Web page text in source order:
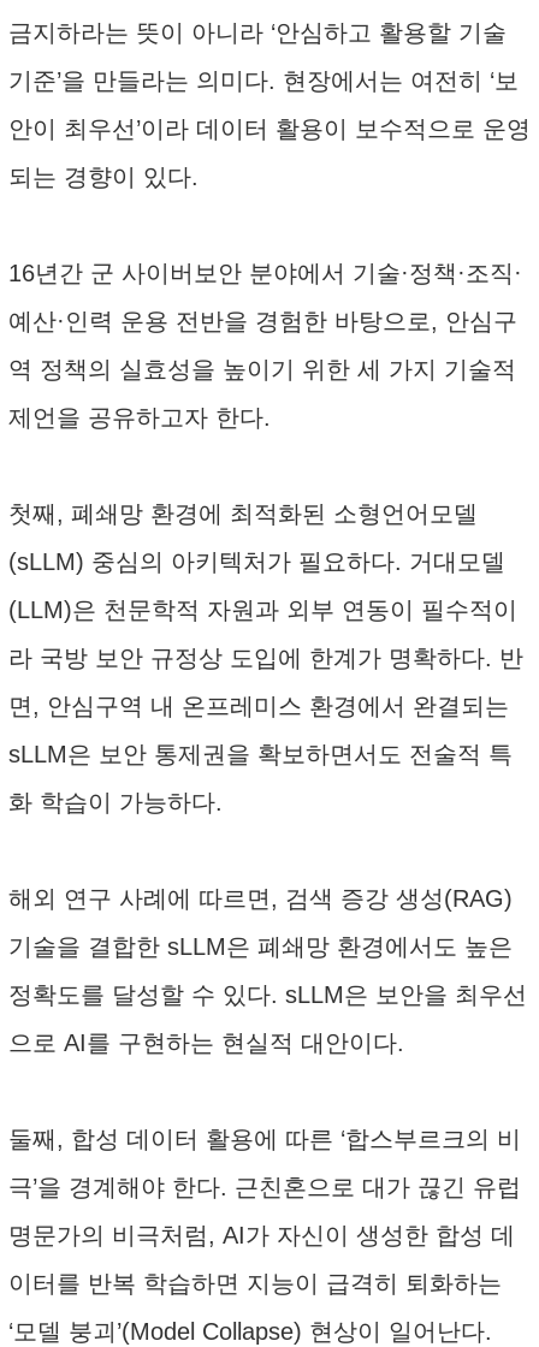
금지하라는 뜻이 아니라 ‘안심하고 활용할 기술
기준’을 만들라는 의미다. 현장에서는 여전히 ‘보
안이 최우선’이라 데이터 활용이 보수적으로 운영
되는 경향이 있다.
16년간 군 사이버보안 분야에서 기술·정책·조직·
예산·인력 운용 전반을 경험한 바탕으로, 안심구
역 정책의 실효성을 높이기 위한 세 가지 기술적
제언을 공유하고자 한다.
첫째, 폐쇄망 환경에 최적화된 소형언어모델
(sLLM) 중심의 아키텍처가 필요하다. 거대모델
(LLM)은 천문학적 자원과 외부 연동이 필수적이
라 국방 보안 규정상 도입에 한계가 명확하다. 반
면, 안심구역 내 온프레미스 환경에서 완결되는
sLLM은 보안 통제권을 확보하면서도 전술적 특
화 학습이 가능하다.
해외 연구 사례에 따르면, 검색 증강 생성(RAG)
기술을 결합한 sLLM은 폐쇄망 환경에서도 높은
정확도를 달성할 수 있다. sLLM은 보안을 최우선
으로 AI를 구현하는 현실적 대안이다.
둘째, 합성 데이터 활용에 따른 ‘합스부르크의 비
극’을 경계해야 한다. 근친혼으로 대가 끊긴 유럽
명문가의 비극처럼, AI가 자신이 생성한 합성 데
이터를 반복 학습하면 지능이 급격히 퇴화하는
‘모델 붕괴’(Model Collapse) 현상이 일어난다.